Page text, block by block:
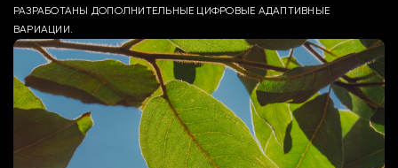
РАЗРАБОТАНЫ ДОПОЛНИТЕЛЬНЫЕ ЦИФРОВЫЕ АДАПТИВНЫЕ
ВАРИАЦИИ.